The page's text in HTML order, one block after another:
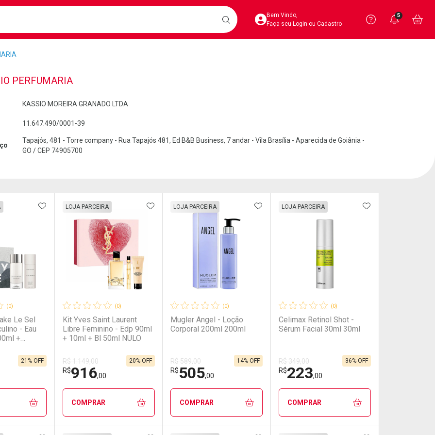
BUSCARAcesse sua Conta
Bem Vindo,
Faça seu Login ou Cadastro
Precisa
Ver Recursos
Você
5
PERFUMARIA
KASSIO MOREIRA GRANADO LTDA
11.647.490/0001-39
Tapajós, 481 - Torre company - Rua Tapajós 481, Ed B&B Business, 7 andar - Vila Brasília - Aparecida de Goiânia -
GO / CEP 74905700
(0)
Le Sel
- Eau
+
21% OFF
ADICIONAR AOS FAVORITOS
(0)
Kit Yves Saint Laurent
Libre Feminino - Edp 90ml
+ 10ml + Bl 50ml NULO
LOJA PARCEIRA
R$ 1.149,00
R$916,00
20% OFF
ADICIONAR AOS FAVORITOS
COMPRAR
(0)
Mugler Angel - Loção
Corporal 200ml 200ml
LOJA PARCEIRA
R$ 589,00
R$505,00
14% OFF
ADICIONAR AOS FAVORITOS
COMPRAR
(0)
Celimax Retinol Shot -
Sérum Facial 30ml 30ml
LOJA PARCEIRA
R$ 349,00
R$223,00
36% OFF
ADICIONAR AOS
COMPRAR